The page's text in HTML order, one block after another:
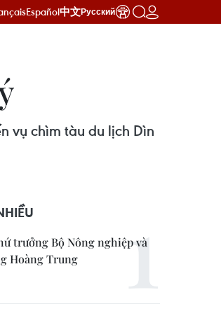
Español中文Русский
vụ chìm tàu du lịch Dìn
trưởng Bộ Nông nghiệp và
Hoàng Trung